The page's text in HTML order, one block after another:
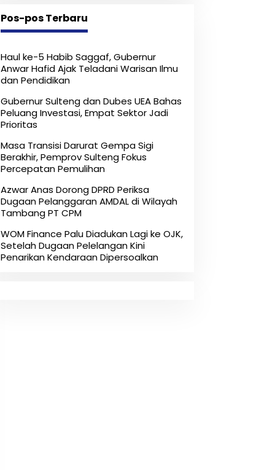
Pos-pos Terbaru
Haul ke-5 Habib Saggaf, Gubernur
Anwar Hafid Ajak Teladani Warisan Ilmu
dan Pendidikan
Gubernur Sulteng dan Dubes UEA Bahas
Peluang Investasi, Empat Sektor Jadi
Prioritas
Masa Transisi Darurat Gempa Sigi
Berakhir, Pemprov Sulteng Fokus
Percepatan Pemulihan
Azwar Anas Dorong DPRD Periksa
Dugaan Pelanggaran AMDAL di Wilayah
Tambang PT CPM
‎WOM Finance Palu Diadukan Lagi ke OJK,
Setelah Dugaan Pelelangan Kini
Penarikan Kendaraan Dipersoalkan ‎